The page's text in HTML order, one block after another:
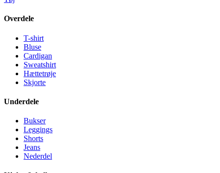
Overdele
T-shirt
Bluse
Cardigan
Sweatshirt
Hættetrøje
Skjorte
Underdele
Bukser
Leggings
Shorts
Jeans
Nederdel